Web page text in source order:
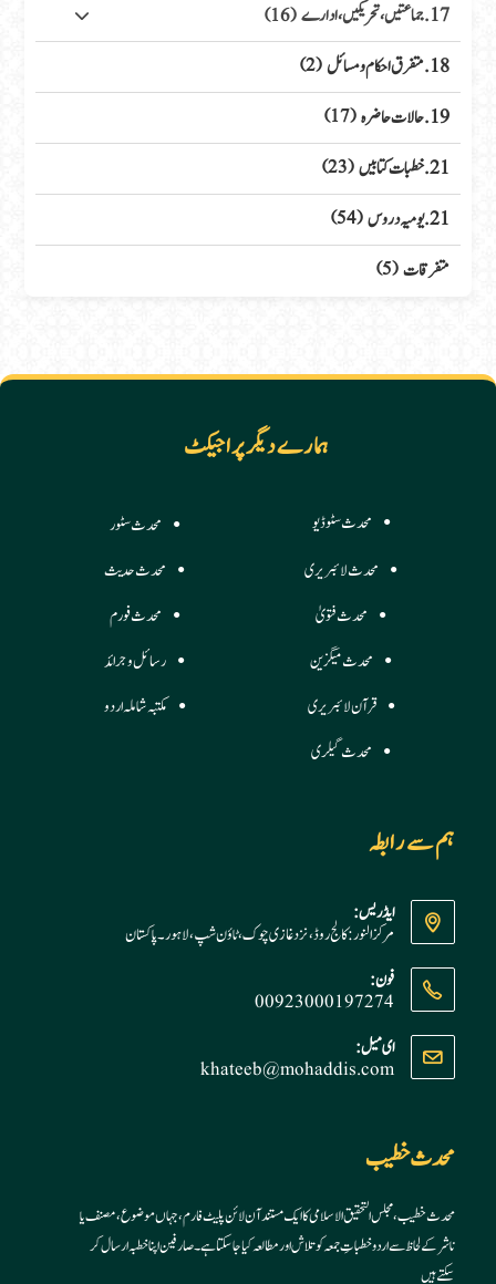
17. جماعتیں، تحریکیں، ادارے (16)
18. متفرق احکام ومسائل (2)
19. حالات حاضرہ (17)
21. خطبات کتابیں (23)
21. یومیہ دروس (54)
متفرقات (5)
ہمارے دیگر پراجیکٹ
محدث سٹوڈیو
محدث سٹور
محدث لائبریری
محدث حدیث
محدث فتویٰ
محدث فورم
محدث میگزین
رسائل وجرائد
قرآن لائبریری
مکتبہ شاملہ اردو
محدث گیلری
ہم سے رابطہ
ایڈریس:
مرکز النور: کالج روڈ، نزد غازی چوک، ٹاؤن شپ، لاہور ۔ پاکستان
فون:
00923000197274
in
application
ای میل:
khateeb@mohaddis.com
Opens
محدث خطیب
محدث خطیب، مجلس التحقیق الاسلامی کا ایک مستند آن لائن پلیٹ فارم، جہاں موضوع، مصنف یا
ناشر کے لحاظ سے اردو خطباتِ جمعہ کو تلاش اور مطالعہ کیا جا سکتا ہے۔ صارفین اپنا خطبہ ارسال کر
سکتے ہیں